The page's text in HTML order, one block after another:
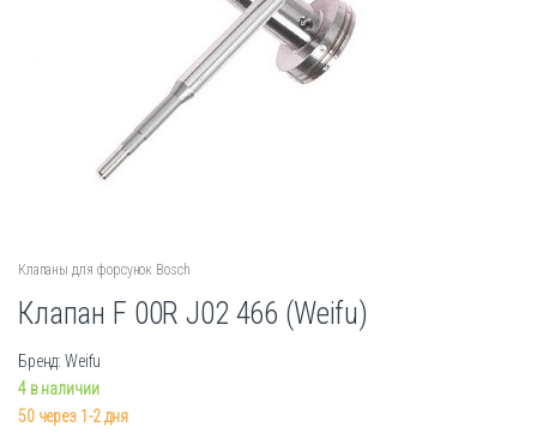
Клапаны для форсунок Bosch
Клапан F 00R J02 466 (Weifu)
Бренд: Weifu
4 в наличии
50 через 1-2 дня